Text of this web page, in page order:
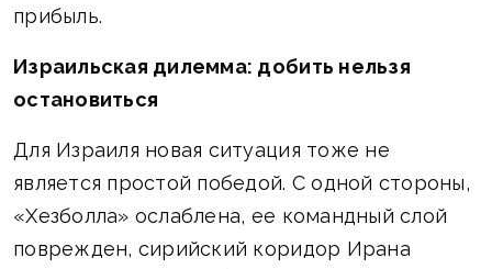
прибыль.
Израильская дилемма: добить нельзя
остановиться
Для Израиля новая ситуация тоже не
является простой победой. С одной стороны,
«Хезболла» ослаблена, ее командный слой
поврежден, сирийский коридор Ирана